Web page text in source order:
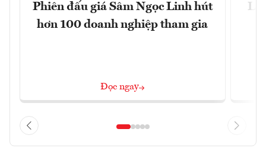
Phiên đấu giá Sâm Ngọc Linh hút
hơn 100 doanh nghiệp tham gia
Đọc ngay